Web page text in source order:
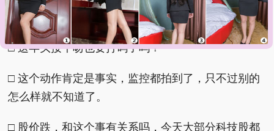
□ 董事长不知道电梯里有监控？
□ 这年头接个吻也要打码了吗？
□ 这个动作肯定是事实，监控都拍到了，只不过别的
怎么样就不知道了。
□ 股价跌，和这个事有关系吗，今天大部分科技股都